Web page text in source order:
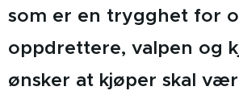
som er en trygghet for
oppdrettere, valpen og
ønsker at kjøper skal